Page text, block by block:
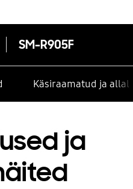
SM-R905F
Käsiraamatud ja
ja